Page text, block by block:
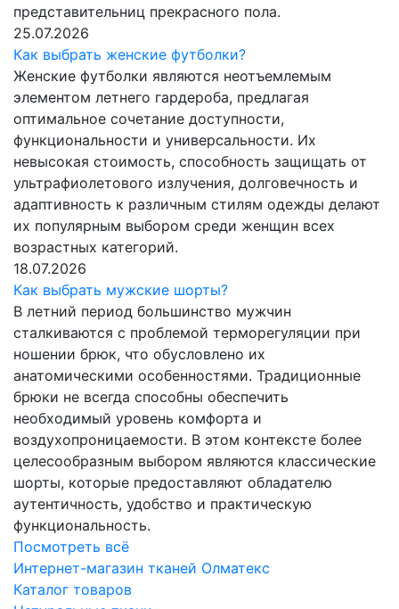
представительниц прекрасного пола.
25.07.2026
Как выбрать женские футболки?
Женские футболки являются неотъемлемым
элементом летнего гардероба, предлагая
оптимальное сочетание доступности,
функциональности и универсальности. Их
невысокая стоимость, способность защищать от
ультрафиолетового излучения, долговечность и
адаптивность к различным стилям одежды делают
их популярным выбором среди женщин всех
возрастных категорий.
18.07.2026
Как выбрать мужские шорты?
В летний период большинство мужчин
сталкиваются с проблемой терморегуляции при
ношении брюк, что обусловлено их
анатомическими особенностями. Традиционные
брюки не всегда способны обеспечить
необходимый уровень комфорта и
воздухопроницаемости. В этом контексте более
целесообразным выбором являются классические
шорты, которые предоставляют обладателю
аутентичность, удобство и практическую
функциональность.
Посмотреть всё
Интернет-магазин тканей Олматекс
Каталог товаров